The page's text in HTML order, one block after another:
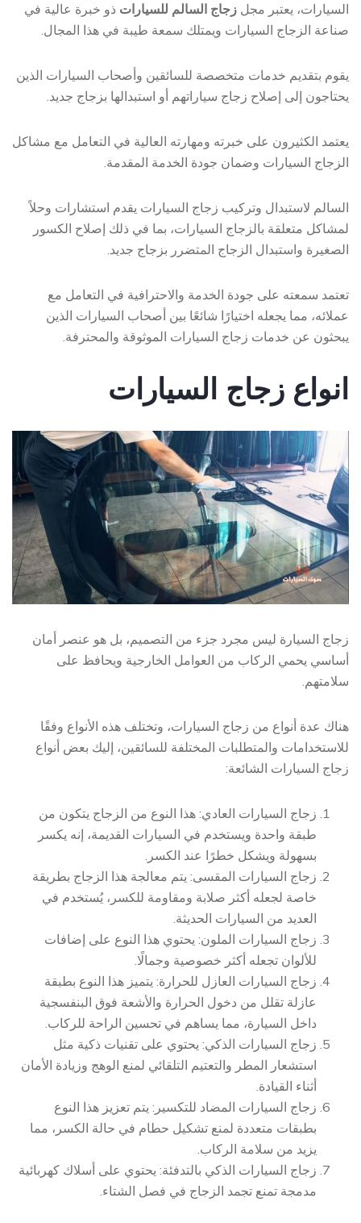
السيارات، يعتبر مجل زجاج السالم للسيارات ذو خبرة عالية في
صناعة الزجاج السيارات ويمتلك سمعة طيبة في هذا المجال.
يقوم بتقديم خدمات متخصصة للسائقين وأصحاب السيارات الذين
يحتاجون إلى إصلاح زجاج سياراتهم أو استبدالها بزجاج جديد.
يعتمد الكثيرون على خبرته ومهارته العالية في التعامل مع مشاكل
الزجاج السيارات وضمان جودة الخدمة المقدمة.
السالم لاستبدال وتركيب زجاج السيارات يقدم استشارات وحلاً
لمشاكل متعلقة بالزجاج السيارات، بما في ذلك إصلاح الكسور
الصغيرة واستبدال الزجاج المتضرر بزجاج جديد.
تعتمد سمعته على جودة الخدمة والاحترافية في التعامل مع
عملائه، مما يجعله اختيارًا شائعًا بين أصحاب السيارات الذين
يبحثون عن خدمات زجاج السيارات الموثوقة والمحترفة.
انواع زجاج السيارات
زجاج السيارة ليس مجرد جزء من التصميم، بل هو عنصر أمان
أساسي يحمي الركاب من العوامل الخارجية ويحافظ على
سلامتهم.
هناك عدة أنواع من زجاج السيارات، وتختلف هذه الأنواع وفقًا
للاستخدامات والمتطلبات المختلفة للسائقين، إليك بعض أنواع
زجاج السيارات الشائعة:
زجاج السيارات العادي: هذا النوع من الزجاج يتكون من
طبقة واحدة ويستخدم في السيارات القديمة، إنه يكسر
بسهولة ويشكل خطرًا عند الكسر.
زجاج السيارات المقسى: يتم معالجة هذا الزجاج بطريقة
خاصة لجعله أكثر صلابة ومقاومة للكسر، يُستخدم في
العديد من السيارات الحديثة.
زجاج السيارات الملون: يحتوي هذا النوع على إضافات
للألوان تجعله أكثر خصوصية وجمالًا.
زجاج السيارات العازل للحرارة: يتميز هذا النوع بطبقة
عازلة تقلل من دخول الحرارة والأشعة فوق البنفسجية
داخل السيارة، مما يساهم في تحسين الراحة للركاب.
زجاج السيارات الذكي: يحتوي على تقنيات ذكية مثل
استشعار المطر والتعتيم التلقائي لمنع الوهج وزيادة الأمان
أثناء القيادة.
زجاج السيارات المضاد للتكسير: يتم تعزيز هذا النوع
بطبقات متعددة لمنع تشكيل حطام في حالة الكسر، مما
يزيد من سلامة الركاب.
زجاج السيارات الذكي بالتدفئة: يحتوي على أسلاك كهربائية
مدمجة تمنع تجمد الزجاج في فصل الشتاء.